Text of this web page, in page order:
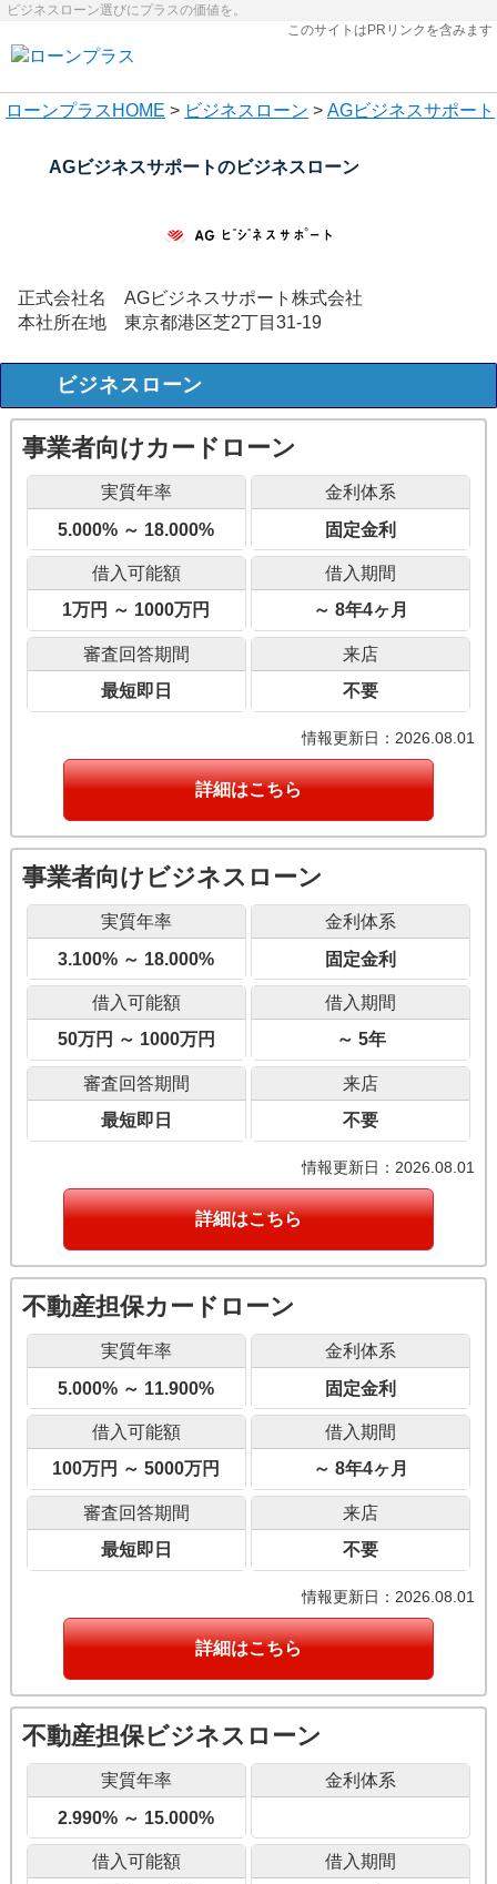
ビジネスローン選びにプラスの価値を。
このサイトはPRリンクを含みます
ローンプラス HOME > ビジネスローン > AGビジネスサポート
AGビジネスサポートのビジネスローン
正式会社名
AGビジネスサポート株式会社
本社所在地
東京都港区芝2丁目31-19
ビジネスローン
情報更新日：2026.08.01
事業者向けカードローン
実質年率
5.000% ～ 18.000%
金利体系
固定金利
借入可能額
1万円 ～ 1000万円
借入期間
～ 8年4ヶ月
審査回答期間
最短即日
来店
不要
詳細はこちら
情報更新日：2026.08.01
事業者向けビジネスローン
実質年率
3.100% ～ 18.000%
金利体系
固定金利
借入可能額
50万円 ～ 1000万円
借入期間
～ 5年
審査回答期間
最短即日
来店
不要
詳細はこちら
情報更新日：2026.08.01
不動産担保カードローン
実質年率
5.000% ～ 11.900%
金利体系
固定金利
借入可能額
100万円 ～ 5000万円
借入期間
～ 8年4ヶ月
審査回答期間
最短即日
来店
不要
詳細はこちら
不動産担保ビジネスローン
実質年率
2.990% ～ 15.000%
金利体系
借入可能額
借入期間